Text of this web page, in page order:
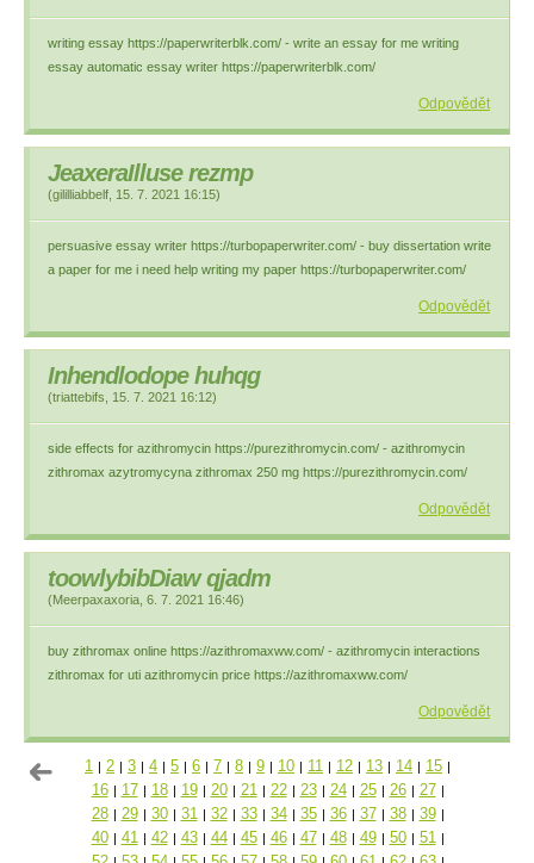
writing essay https://paperwriterblk.com/ - write an essay for me writing
essay automatic essay writer https://paperwriterblk.com/
Odpovědět
JeaxeraIlluse rezmp
(gililliabbelf 15. 7. 2021 16:15)
persuasive essay writer https://turbopaperwriter.com/ - buy dissertation write
a paper for me i need help writing my paper https://turbopaperwriter.com/
Odpovědět
Inhendlodope huhqg
(triattebifs 15. 7. 2021 16:12)
side effects for azithromycin https://purezithromycin.com/ - azithromycin
zithromax azytromycyna zithromax 250 mg https://purezithromycin.com/
Odpovědět
toowlybibDiaw qjadm
(Meerpaxaxoria 6. 7. 2021 16:46)
buy zithromax online https://azithromaxww.com/ - azithromycin interactions
zithromax for uti azithromycin price https://azithromaxww.com/
Odpovědět
1 | 2 | 3 | 4 | 5 | 6 | 7 | 8 | 9 | 10 | 11 | 12 | 13 | 14 | 15 |
16 | 17 | 18 | 19 | 20 | 21 | 22 | 23 | 24 | 25 | 26 | 27 |
28 | 29 | 30 | 31 | 32 | 33 | 34 | 35 | 36 | 37 | 38 | 39 |
40 | 41 | 42 | 43 | 44 | 45 | 46 | 47 | 48 | 49 | 50 | 51 |